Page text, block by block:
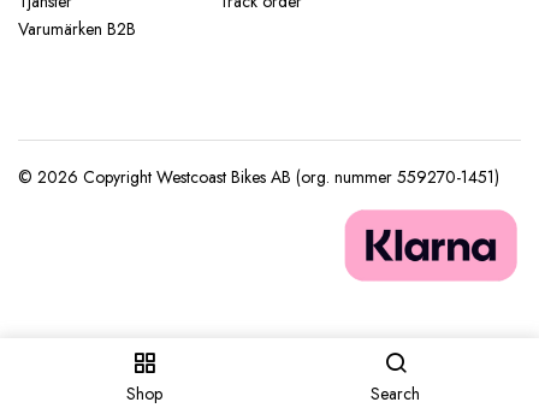
Shop Search
Varumärken B2B